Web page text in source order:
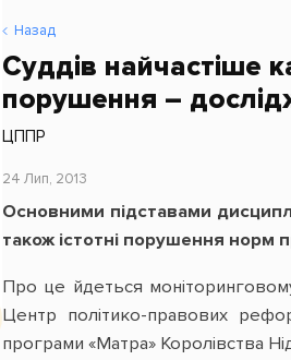
Назад
Cуддів найчастіше
порушення –
ЦППР
24 Лип, 2013
Основними підставами
також істотні порушення норм
Про це йдеться моніторинговому
Центр політико-правових
програми «Матра» Королівства